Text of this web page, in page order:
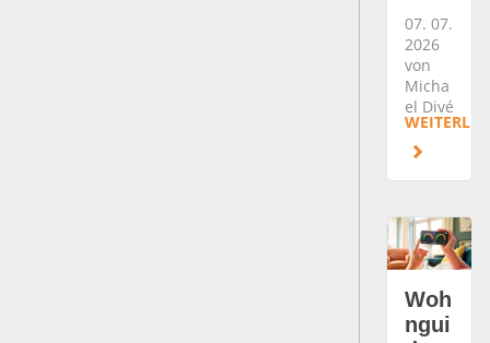
07. 07.
2026
von
Micha
el Divé
Woh
ngui